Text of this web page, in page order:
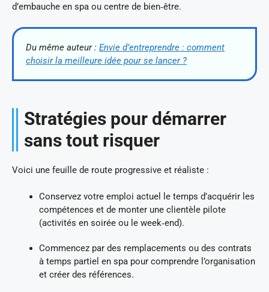
d’embauche en spa ou centre de bien‑être.
Du même auteur : Envie d’entreprendre : comment
choisir la meilleure idée pour se lancer ?
Stratégies pour démarrer
sans tout risquer
Voici une feuille de route progressive et réaliste :
Conservez votre emploi actuel le temps d’acquérir les
compétences et de monter une clientèle pilote
(activités en soirée ou le week‑end).
Commencez par des remplacements ou des contrats
à temps partiel en spa pour comprendre l’organisation
et créer des références.